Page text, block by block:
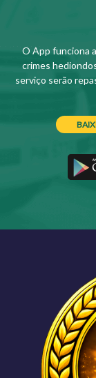
O App funciona
crimes
serviço serão